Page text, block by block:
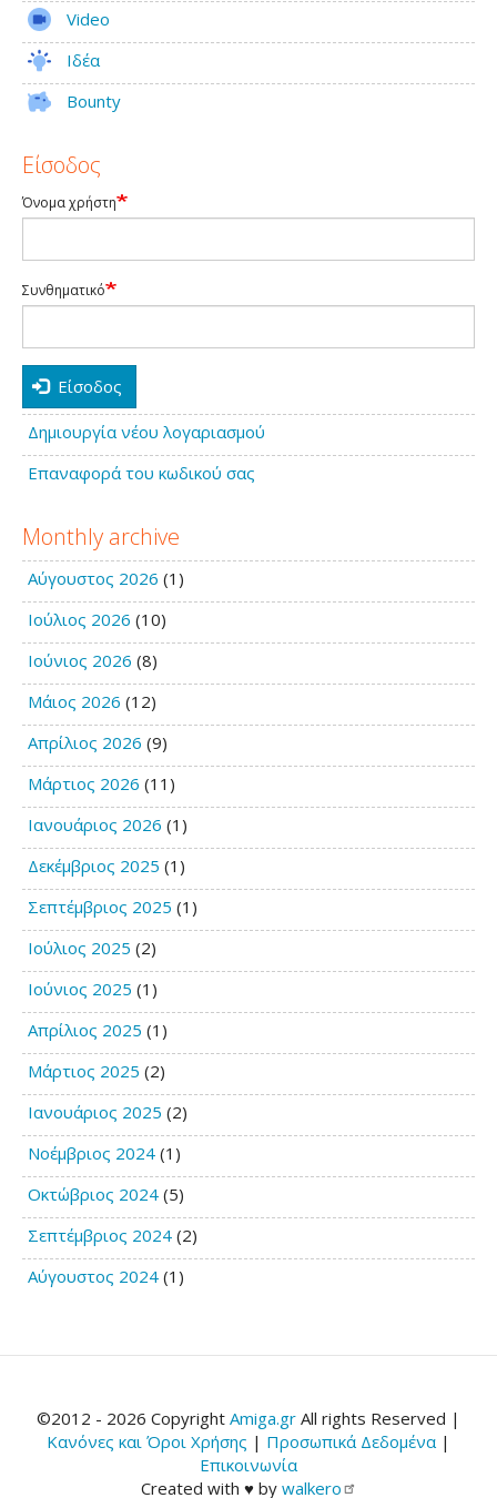
Video
Ιδέα
Bounty
Είσοδος
Όνομα χρήστη
Συνθηματικό
Είσοδος
Δημιουργία νέου λογαριασμού
Επαναφορά του κωδικού σας
Monthly archive
Αύγουστος 2026 (1)
Ιούλιος 2026 (10)
Ιούνιος 2026 (8)
Μάιος 2026 (12)
Απρίλιος 2026 (9)
Μάρτιος 2026 (11)
Ιανουάριος 2026 (1)
Δεκέμβριος 2025 (1)
Σεπτέμβριος 2025 (1)
Ιούλιος 2025 (2)
Ιούνιος 2025 (1)
Απρίλιος 2025 (1)
Μάρτιος 2025 (2)
Ιανουάριος 2025 (2)
Νοέμβριος 2024 (1)
Οκτώβριος 2024 (5)
Σεπτέμβριος 2024 (2)
Αύγουστος 2024 (1)
©2012 - 2026 Copyright Amiga.gr All rights Reserved |
Κανόνες και Όροι Χρήσης | Προσωπικά Δεδομένα |
Επικοινωνία
Created with ♥ by walkero